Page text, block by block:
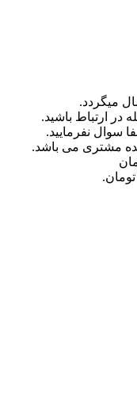
در ارتباط باشید.
سوال نفرمایید.
مشتری می باشد.
تومان